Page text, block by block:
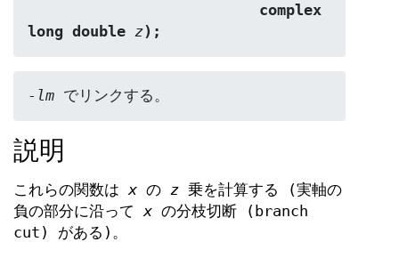
long double z);
-lm でリンクする。
説明
これらの関数はx の z 乗を計算する (実軸の
負の部分に沿ってx の分枝切断 (branch
cut) がある)。